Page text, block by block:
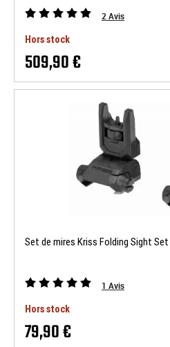
2Avis
Hors stock
509,90 €
Set de mires Kriss Folding Sight
1 Avis
Hors stock
79,90 €